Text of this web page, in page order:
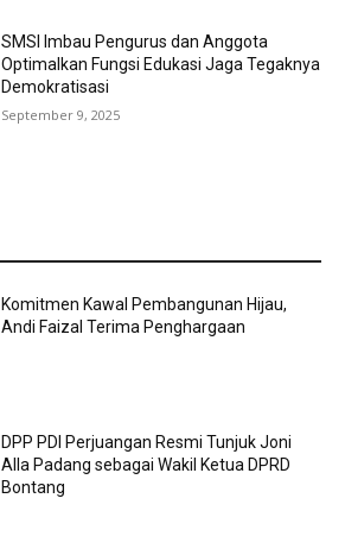
SMSI Imbau Pengurus dan Anggota
Optimalkan Fungsi Edukasi Jaga Tegaknya
Demokratisasi
September 9, 2025
Komitmen Kawal Pembangunan Hijau,
Andi Faizal Terima Penghargaan
DPP PDI Perjuangan Resmi Tunjuk Joni
Alla Padang sebagai Wakil Ketua DPRD
Bontang